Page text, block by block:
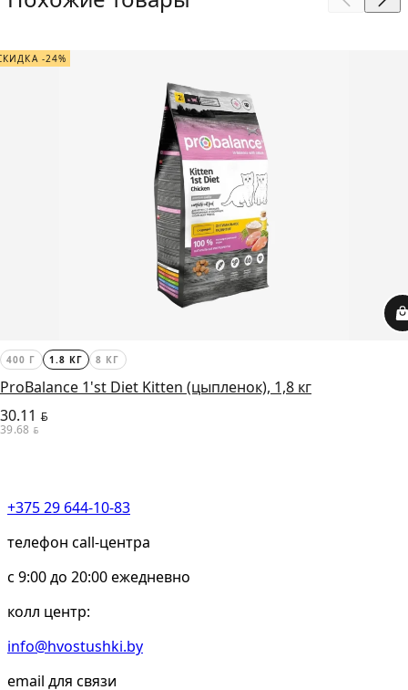
-24%
400 Г 1.8 КГ 8 КГ
ProBalance 1'st Diet Kitten (цыпленок), 1,8 кг
30.11 BYN
39.68 BYN
+375 29 644-10-83
телефон call-центра
c 9:00 до 20:00 ежедневно
колл центр:
info@hvostushki.by
email для связи